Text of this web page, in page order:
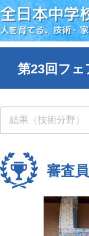
全日本中学
人を育てる、技術・
第23回フ
結果（技術分野）
審査